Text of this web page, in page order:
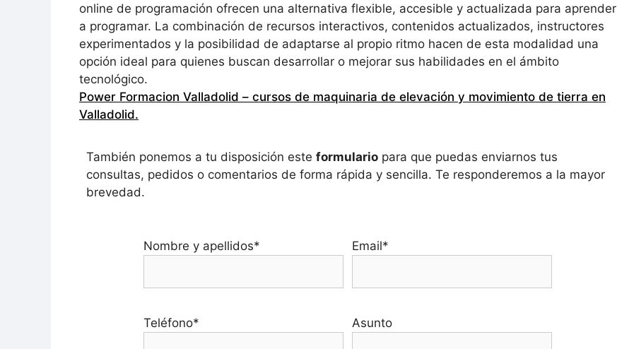
online de programación ofrecen una alternativa flexible, accesible y actualizada para aprender
a programar. La combinación de recursos interactivos, contenidos actualizados, instructores
experimentados y la posibilidad de adaptarse al propio ritmo hacen de esta modalidad una
opción ideal para quienes buscan desarrollar o mejorar sus habilidades en el ámbito
tecnológico.
Power Formacion Valladolid – cursos de maquinaria de elevación y movimiento de tierra en
Valladolid.
También ponemos a tu disposición este formulario para que puedas enviarnos tus
consultas, pedidos o comentarios de forma rápida y sencilla. Te responderemos a la mayor
brevedad.
Nombre y apellidos* Email*
Teléfono* Asunto